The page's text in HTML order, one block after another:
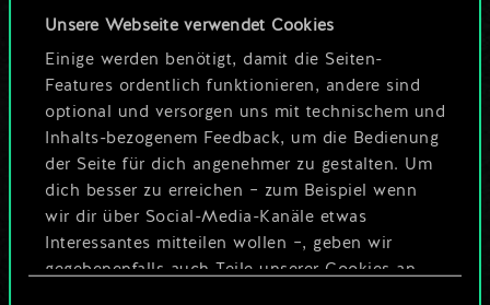
Unsere Webseite verwendet Cookies
Einige werden benötigt, damit die Seiten-
Features ordentlich funktionieren, andere sind
optional und versorgen uns mit technischem und
Inhalts-bezogenem Feedback, um die Bedienung
der Seite für dich angenehmer zu gestalten. Um
dich besser zu erreichen – zum Beispiel wenn
wir dir über Social-Media-Kanäle etwas
Interessantes mitteilen wollen –, geben wir
gegebenenfalls auch Teile unserer Cookies an
Wo es doch so viel
mehr sein kann!
Deck benennen und Leitfaden
Deck bearbeiten